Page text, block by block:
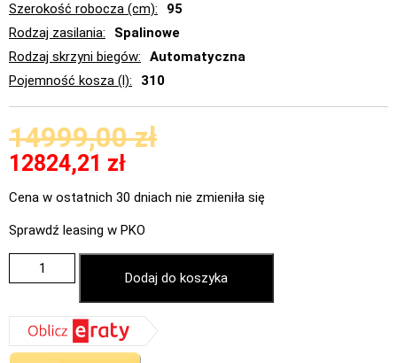
Szerokość robocza (cm)
95
Rodzaj zasilania
Spalinowe
Rodzaj skrzyni biegów
Automatyczna
Pojemność kosza (l)
310
14999,00zł
12824,21 zł
Cena w ostatnich 30 dniach nie zmieniła się
Sprawdź leasing w PKO
Dodaj do koszyka